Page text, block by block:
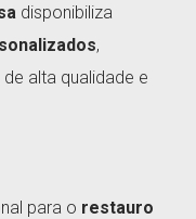
disponibiliza
,
alta qualidade e
para o restauro